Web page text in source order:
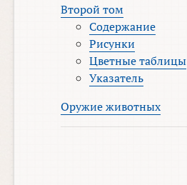
Второй том
Содержание
Рисунки
Цветные таблицы
Указатель
Оружие животных